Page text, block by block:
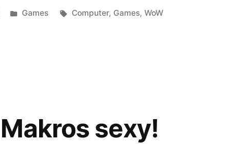
Veröffentlicht
Games Schlagwörter:
Computer, Games, WoW
sexy!